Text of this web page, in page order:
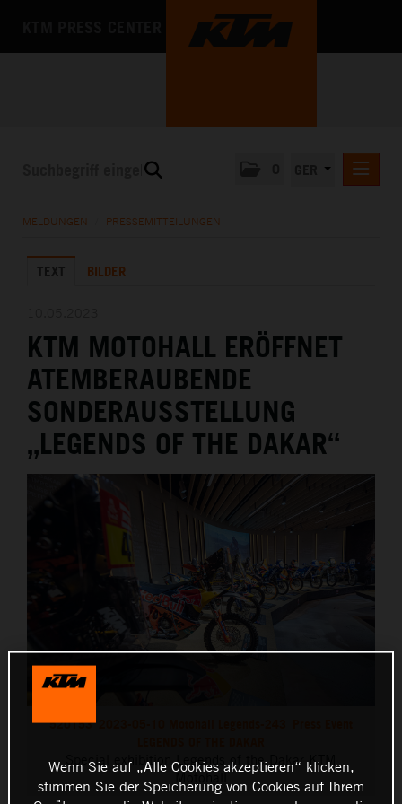
MEDIA
MELDUNGEN PRESSEMITTEILUNGEN
TEXT BILDER
KTM MOTOHALL ERÖFFNET
ATEMBERAUBENDE
SONDERAUSSTELLUNG
„LEGENDS OF THE DAKAR“
520153_2023-05-10 Motohall Legends-243_Press Event
Special exhibition Legends of the Dakar KTM
Motohall
Wenn Sie auf „Alle Cookies akzeptieren“ klicken,
stimmen Sie der Speicherung von Cookies auf Ihrem